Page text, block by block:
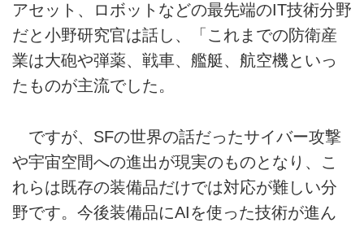
アセット、ロボットなどの最先端のIT技術分野
だと小野研究官は話し、「これまでの防衛産
業は大砲や弾薬、戦車、艦艇、航空機といっ
たものが主流でした。
ですが、SFの世界の話だったサイバー攻撃
や宇宙空間への進出が現実のものとなり、こ
れらは既存の装備品だけでは対応が難しい分
野です。今後装備品にAIを使った技術が進ん